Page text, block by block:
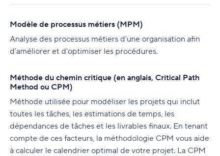
Modèle de processus métiers (MPM)
Analyse des processus métiers d'une organisation afin
d'améliorer et d'optimiser les procédures.
Méthode du chemin critique (en anglais, Critical Path
Method ou CPM)
Méthode utilisée pour modéliser les projets qui inclut
toutes les tâches, les estimations de temps, les
dépendances de tâches et les livrables finaux. En tenant
compte de ces facteurs, la méthodologie CPM vous aide
à calculer le calendrier optimal de votre projet. La CPM